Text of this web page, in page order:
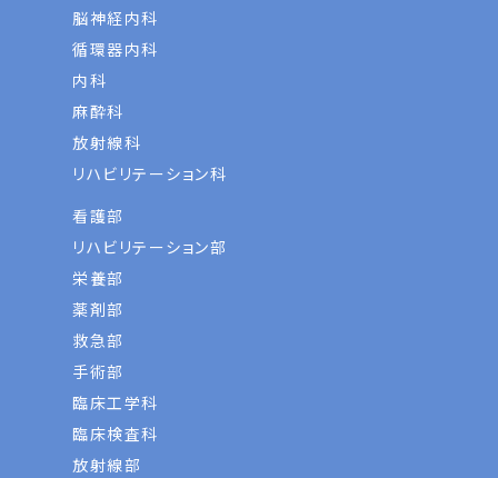
脳神経内科
循環器内科
内科
麻酔科
放射線科
リハビリテーション科
看護部
リハビリテーション部
栄養部
薬剤部
救急部
手術部
臨床工学科
臨床検査科
放射線部